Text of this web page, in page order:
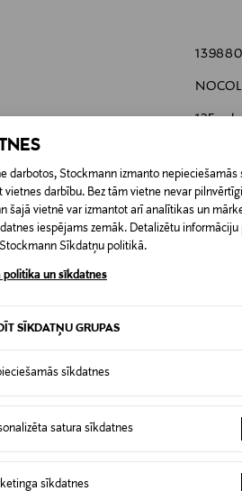
darbotos, Stockmann izmanto
vietnes darbību. Bez tām vietne nevar
šajā vietnē var izmantot arī analītikas un
iespējams zemāk. Detalizētu
Sīkdatņu politikā.
politika un sīkdatnes
SĪKDATŅU GRUPAS
sīkdatnes
satura sīkdatnes
sīkdatnes
NOCOL
125 ml
0,00 €
saņemšanas brīža.
preces, ja to zīmogs ir atvērts.